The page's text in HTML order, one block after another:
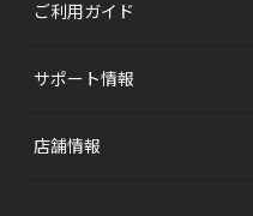
ご利用ガイド
サポート情報
店舗情報